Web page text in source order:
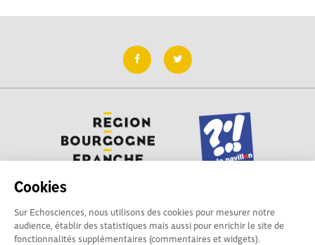
Cookies
Sur Echosciences, nous utilisons des cookies pour mesurer notre
audience, établir des statistiques mais aussi pour enrichir le site de
fonctionnalités supplémentaires (commentaires et widgets).
Besoin d'aide pour utiliser Echosciences ? Écrivez vos
questions aux administrateurs de la plateforme